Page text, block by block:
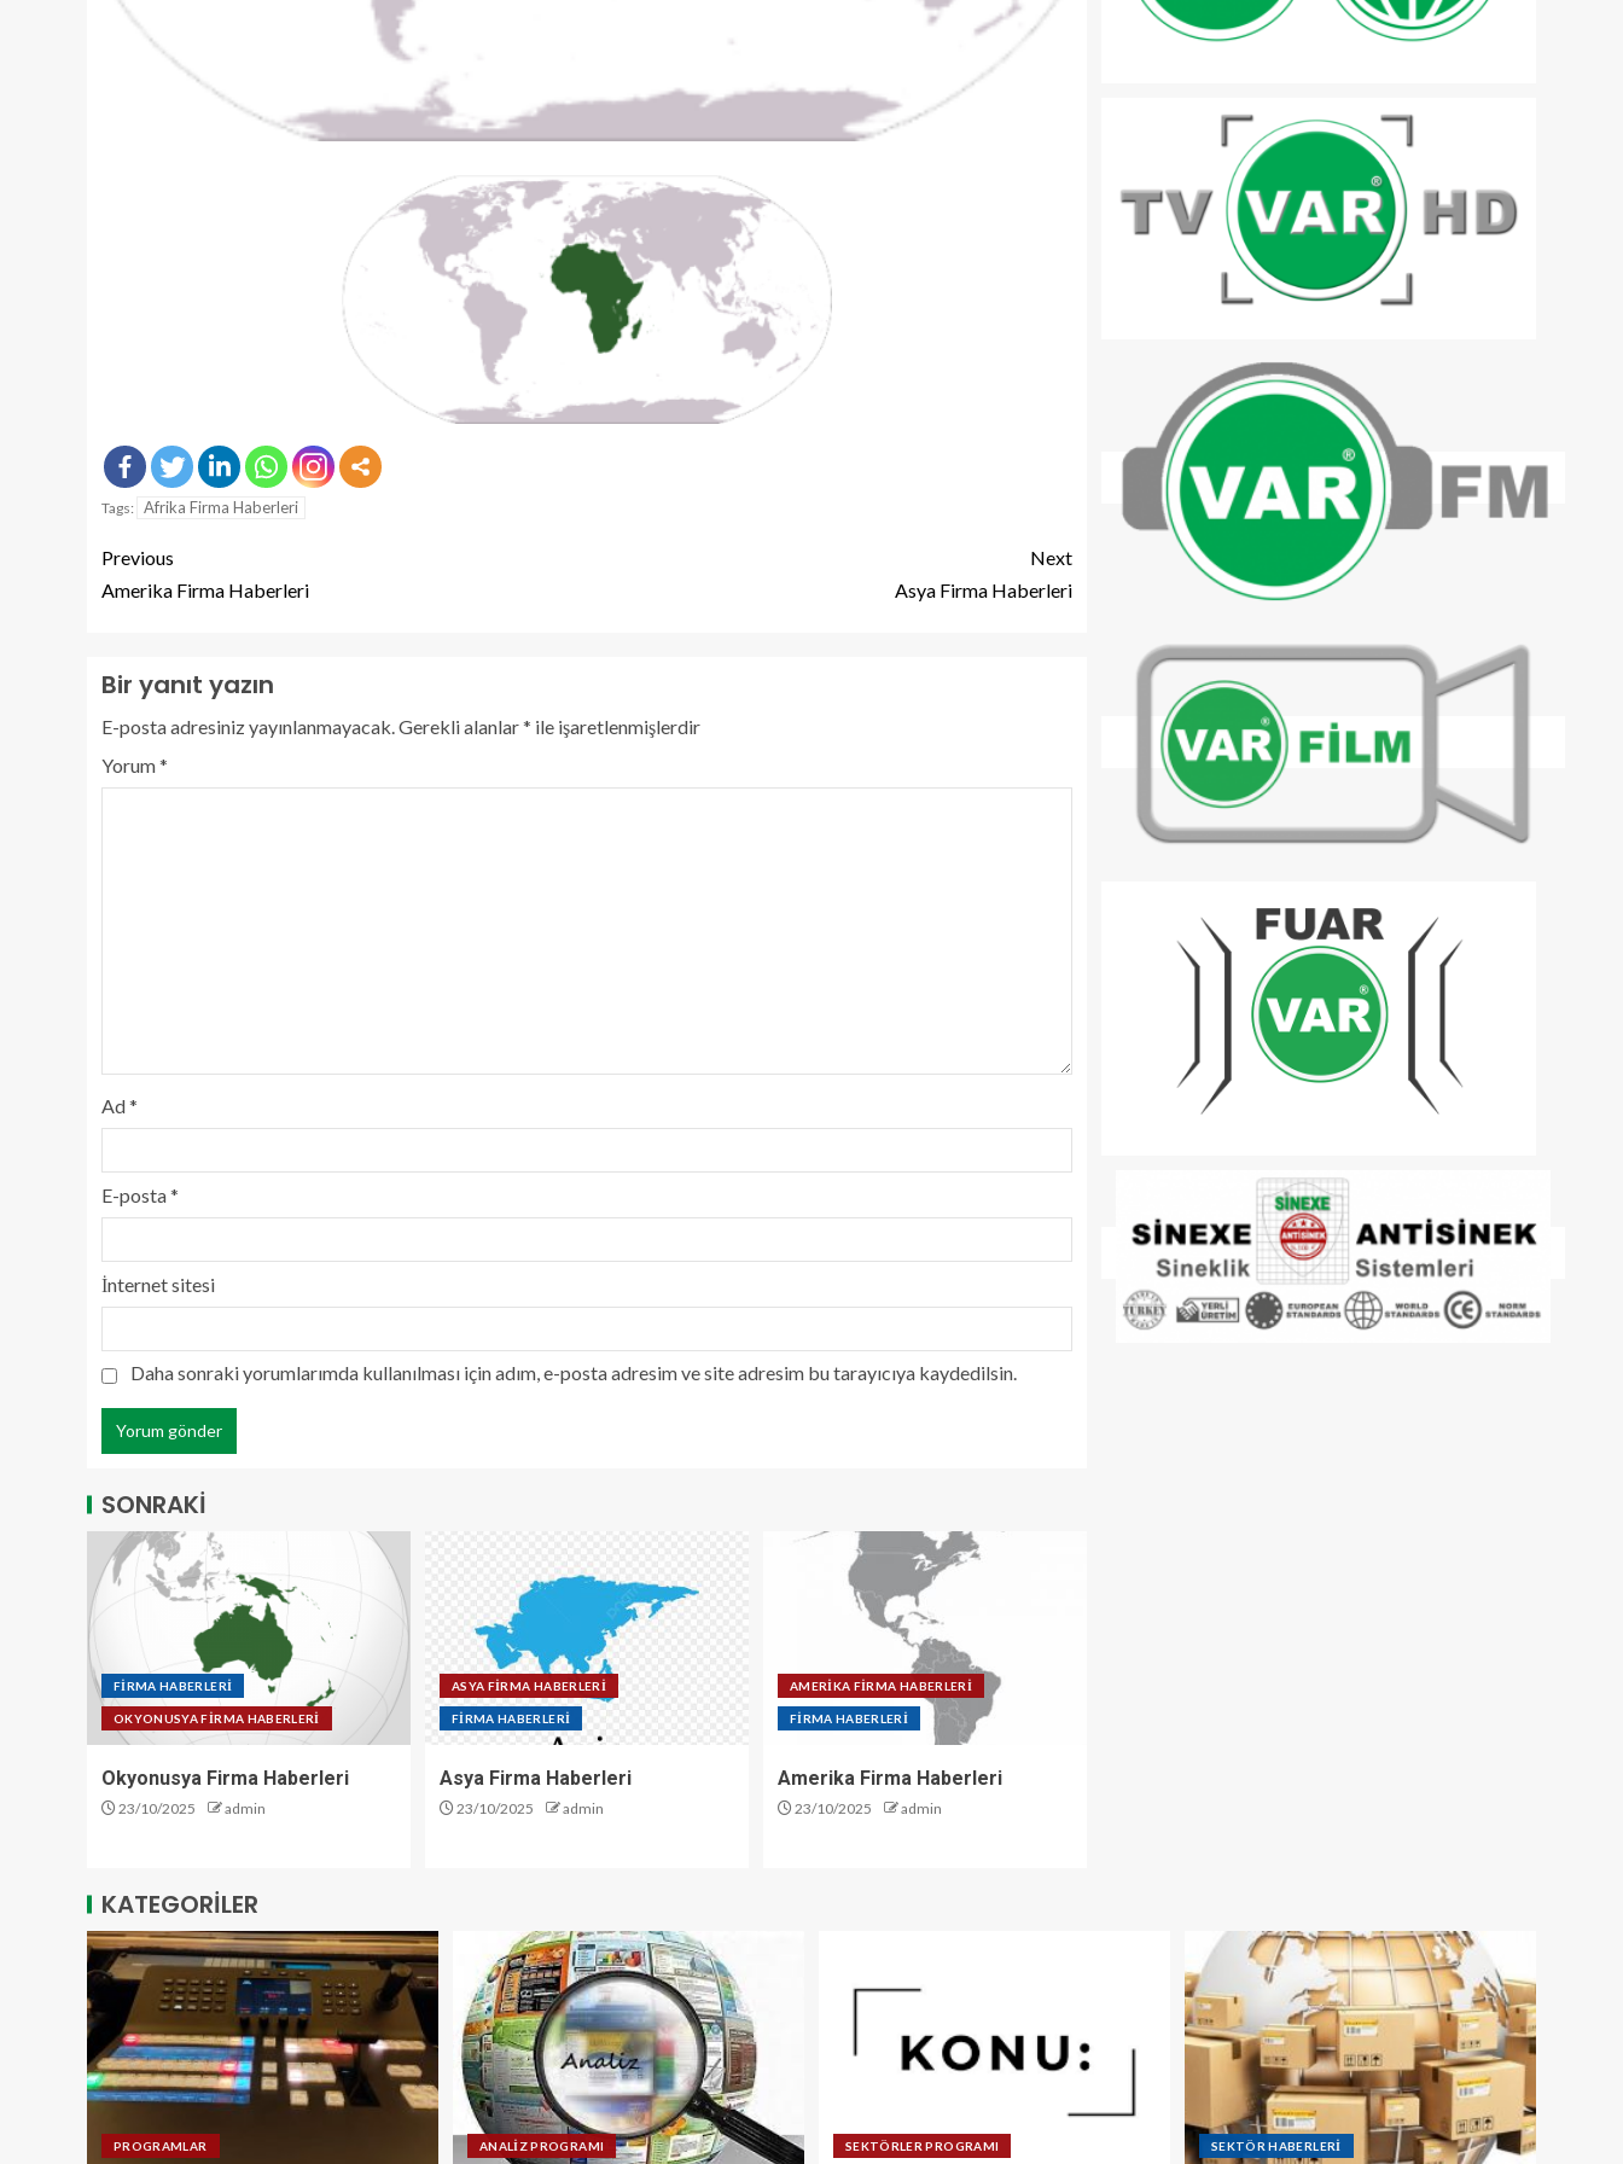
Tags: Afrika Firma Haberleri
Previous
Amerika Firma Haberleri
Next
Asya Firma Haberleri
Bir yanıt yazın
E-posta adresiniz yayınlanmayacak.Gerekli alanlar* ile işaretlenmişlerdir
Yorum*
Ad*
E-posta*
İnternet sitesi
Daha sonraki yorumlarımda kullanılması için adım, e-posta adresim ve site adresim bu tarayıcıya kaydedilsin.
SONRAKİ
FİRMA HABERLERİ
OKYONUSYA FİRMA HABERLERİ
Okyonusya Firma Haberleri
23/10/2025 admin
ASYA FİRMA HABERLERİ
FİRMA HABERLERİ
Asya Firma Haberleri
23/10/2025 admin
AMERİKA FİRMA HABERLERİ
FİRMA HABERLERİ
Amerika Firma Haberleri
23/10/2025 admin
KATEGORİLER
PROGRAMLAR ANALİZ PROGRAMI SEKTÖRLER PROGRAMI SEKTÖR HABERLERİ